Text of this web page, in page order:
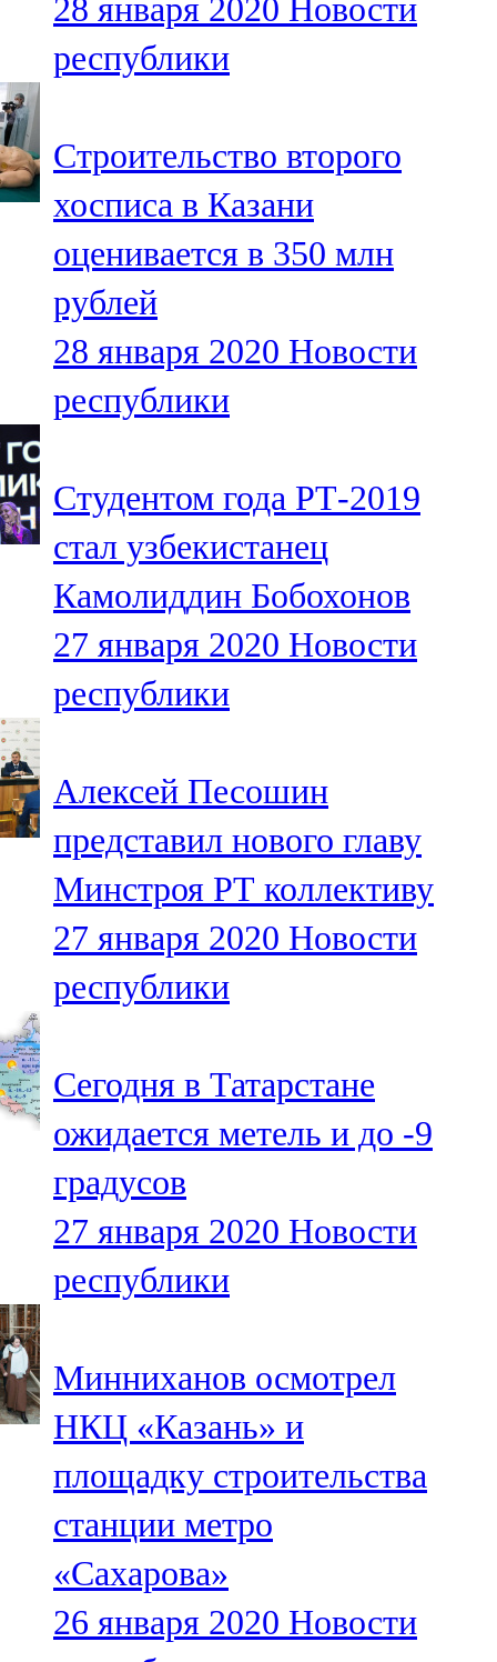
107,9 FM
Лениногорский
Мамадыш
106,2 FM
Минзәлә
107,3 FM
Мөслим
100,0 FM
104,7 FM
Олы Әтнә
71,42 FM
Сарман
107,8 FM
106,1 FM
Түбән Кама
102,6 FM
Чирмешән
107,7 FM
103,0 FM
Чүпрәле
91,0 FM
Шәмәрдән
102,3 FM
107,0 FM
Яр Чаллы
105,5 FM
28 января 2020 Новости
республики
Строительство второго
хосписа в Казани
оценивается в 350 млн
рублей
28 января 2020 Новости
республики
Студентом года РТ-2019
стал узбекистанец
Камолиддин Бобохонов
27 января 2020 Новости
республики
Алексей Песошин
представил нового главу
Минстроя РТ коллективу
27 января 2020 Новости
республики
Сегодня в Татарстане
ожидается метель и до -9
градусов
27 января 2020 Новости
республики
Минниханов осмотрел
НКЦ «Казань» и
площадку строительства
станции метро
«Сахарова»
26 января 2020 Новости